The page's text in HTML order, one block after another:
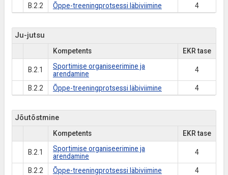
B.2.2 Õppe-treeningprotsessi läbiviimine 4
Ju-jutsu
Kompetents EKR tase
B.2.1
Sportimise organiseerimine ja
arendamine
4
B.2.2 Õppe-treeningprotsessi läbiviimine 4
Jõutõstmine
Kompetents EKR tase
B.2.1
Sportimise organiseerimine ja
arendamine
4
B.2.2 Õppe-treeningprotsessi läbiviimine 4